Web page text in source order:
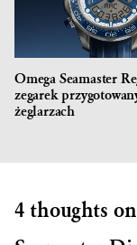
Omega Seamaster
zegarek
żeglarzach
4 thoughts